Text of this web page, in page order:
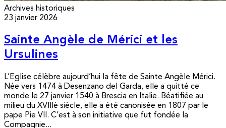
Archives historiques
23 janvier 2026
Sainte Angèle de Mérici et les
Ursulines
L’Eglise célèbre aujourd’hui la fête de Sainte Angèle Mérici.
Née vers 1474 à Desenzano del Garda, elle a quitté ce
monde le 27 janvier 1540 à Brescia en Italie. Béatifiée au
milieu du XVIIIè siècle, elle a été canonisée en 1807 par le
pape Pie VII. C’est à son initiative que fut fondée la
Compagnie...